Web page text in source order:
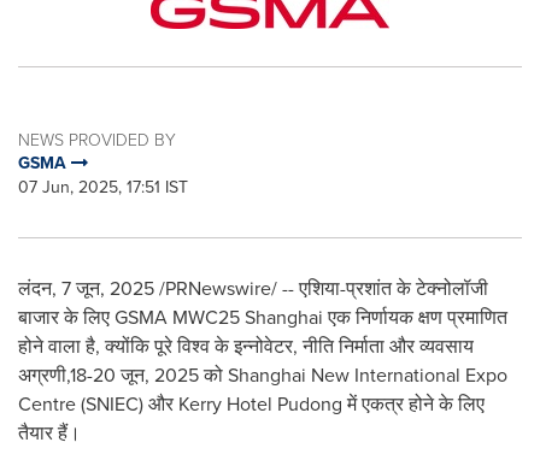
NEWS PROVIDED BY
GSMA
07 Jun, 2025, 17:51 IST
लंदन, 7 जून, 2025/PRNewswire/ -- एशिया-प्रशांत के टेक्नोलॉजी
बाजार के लिए GSMA MWC25Shanghaiएक निर्णायक क्षण प्रमाणित
होने वाला है, क्योंकि पूरे विश्व के इन्नोवेटर, नीति निर्माता और व्यवसाय
अग्रणी,18-20 जून, 2025 को Shanghai New International Expo
Centre (SNIEC) और Kerry Hotel Pudong में एकत्र होने के लिए
तैयार हैं।